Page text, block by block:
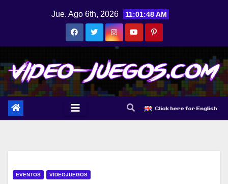
Jue. Ago 6th, 2026 11:01:48 AM
EVENTOS VIDEOJUEGOS